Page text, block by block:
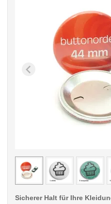
< /picture>
Sicherer Halt für Ihre